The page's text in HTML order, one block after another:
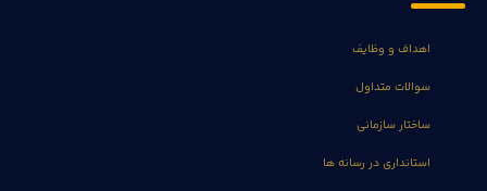
اهداف و وظایف
سوالات متداول
ساختار سازمانی
استانداری در رسانه ها